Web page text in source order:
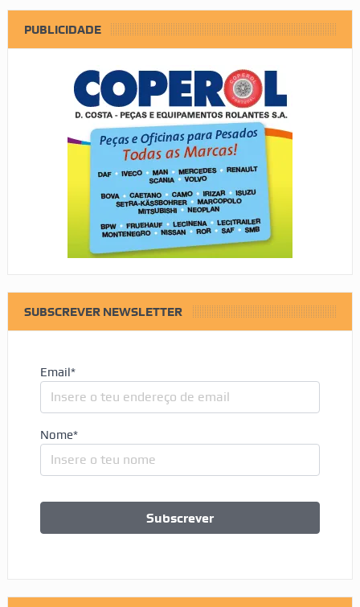
PUBLICIDADE
SUBSCREVER NEWSLETTER
Email*
Nome*